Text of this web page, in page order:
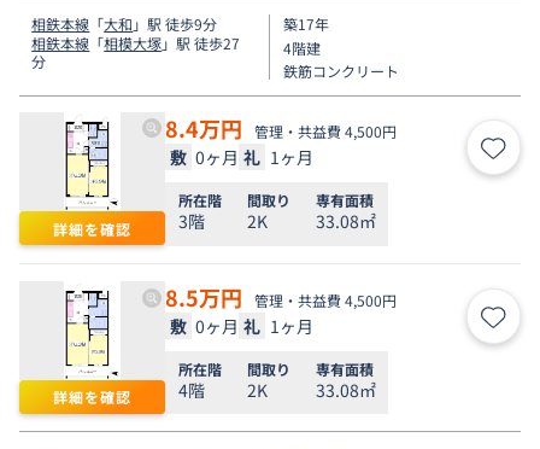
相鉄本線 「大和 」駅 徒歩9分
相鉄本線 「相模大塚」駅 徒歩27
分
築17年
4階建
鉄筋コンクリート
詳細を確認
8.4万円 管理・共益費 4,500円
敷 0ヶ月 礼 1ヶ月 お気
所在階
3階
間取り
2K
専有面積
33.08㎡
詳細を確認
8.5万円 管理・共益費 4,500円
敷 0ヶ月 礼 1ヶ月 お気
所在階
4階
間取り
2K
専有面積
33.08㎡